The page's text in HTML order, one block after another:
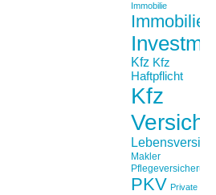
Immobilie
Kfz Kfz
Haftpflicht
Kfz
Makler
Pflegeversicherung
PKV Private